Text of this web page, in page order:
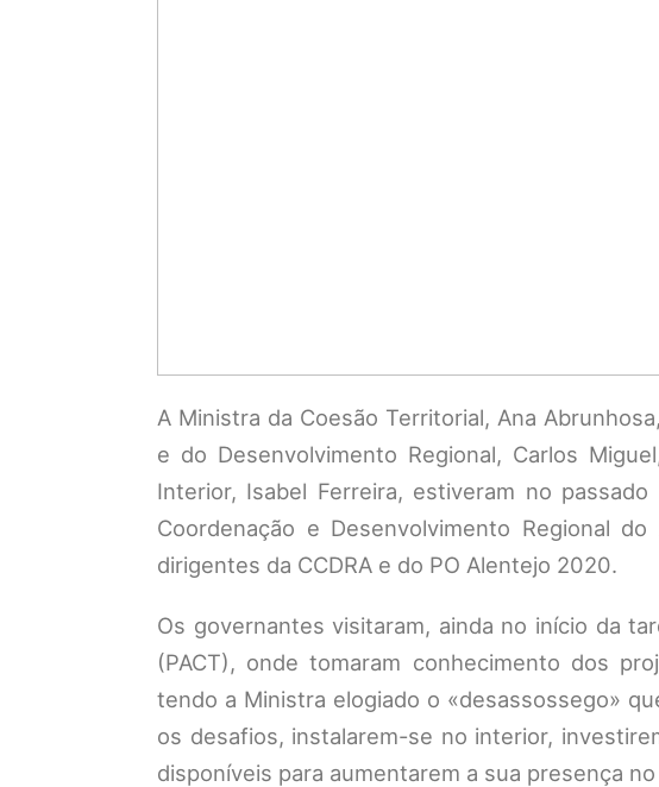
A Ministra da Coesão Territorial, Ana
e do Desenvolvimento Regional, Carlos
Interior, Isabel Ferreira, estiveram no
Coordenação e Desenvolvimento Regional
dirigentes da CCDRA e do PO Alentejo 2020.
Os governantes visitaram, ainda no início da
(PACT), onde tomaram conhecimento dos
tendo a Ministra elogiado o «desassossego»
os desafios, instalarem-se no interior,
disponíveis para aumentarem a sua presença